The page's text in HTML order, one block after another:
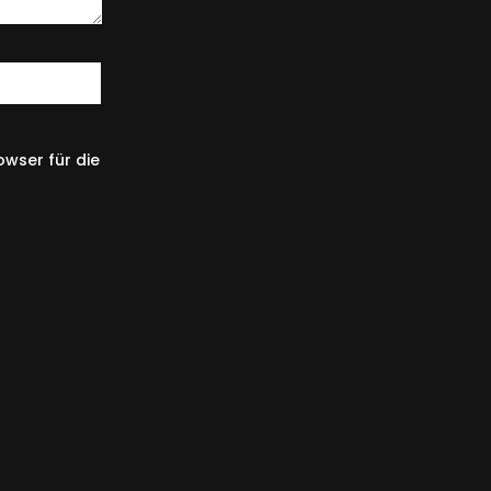
für die